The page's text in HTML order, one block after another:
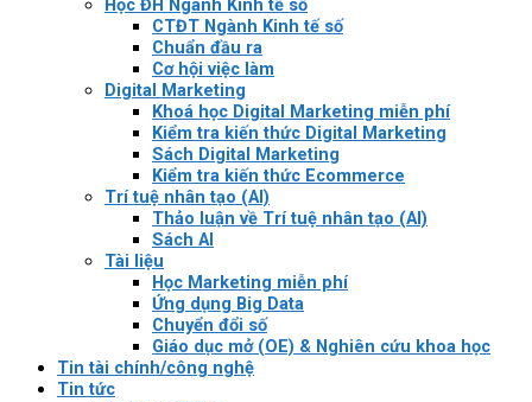
Học ĐH Ngành Kinh tế số
CTĐT Ngành Kinh tế số
Chuẩn đầu ra
Cơ hội việc làm
Digital Marketing
Khoá học Digital Marketing miễn phí
Kiểm tra kiến thức Digital Marketing
Sách Digital Marketing
Kiểm tra kiến thức Ecommerce
Trí tuệ nhân tạo (AI)
Thảo luận về Trí tuệ nhân tạo (AI)
Sách AI
Tài liệu
Học Marketing miễn phí
Ứng dụng Big Data
Chuyển đổi số
Giáo dục mở (OE) & Nghiên cứu khoa học
Tin tài chính/công nghệ
Tin tức